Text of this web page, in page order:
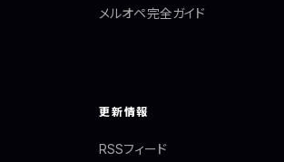
メルオペ完全ガイド
更新情報
RSSフィード